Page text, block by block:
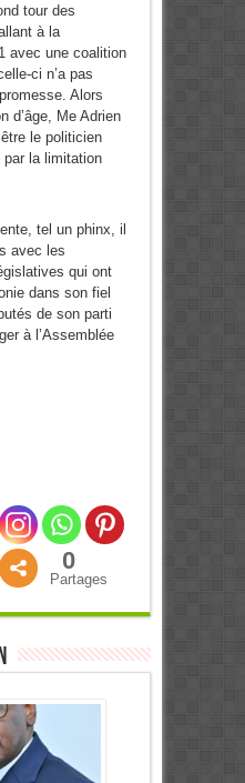
tour des
à la
avec une coalition
ci n’a pas
Alors
d’âge, Me Adrien
le politicien
la limitation
tel un phinx, il
avec les
qui ont
dans son fiel
de son parti
à l’Assemblée
0
Partages